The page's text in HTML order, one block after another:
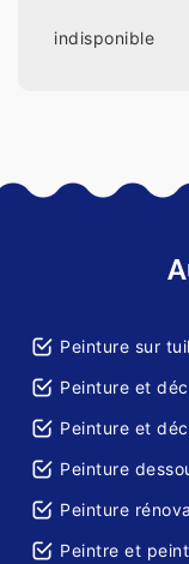
indisponible
Peinture sur
Peinture et
Peinture et
Peinture
Peinture
Peintre et